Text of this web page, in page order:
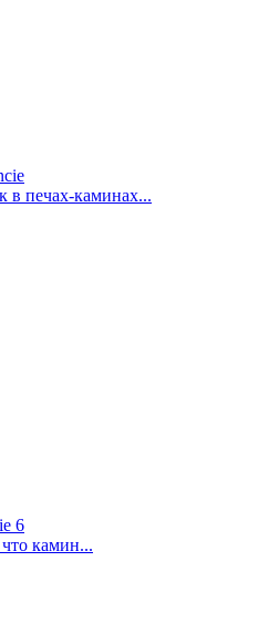
в печах-каминах...
6
камин...